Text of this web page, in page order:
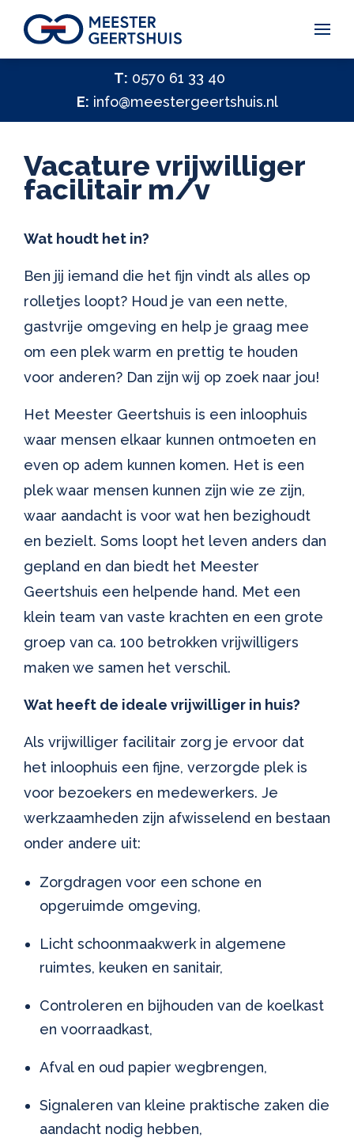
Vakantiegeld Samen Delen 2026
Hulp nodig?
Help ons helpen
Contact
T: 0570 61 33 40
E: info@meestergeertshuis.nl
Vacature vrijwilliger
facilitair m/v
Wat houdt het in?
Ben jij iemand die het fijn vindt als alles op
rolletjes loopt? Houd je van een nette,
gastvrije omgeving en help je graag mee
om een plek warm en prettig te houden
voor anderen? Dan zijn wij op zoek naar jou!
Het Meester Geertshuis is een inloophuis
waar mensen elkaar kunnen ontmoeten en
even op adem kunnen komen. Het is een
plek waar mensen kunnen zijn wie ze zijn,
waar aandacht is voor wat hen bezighoudt
en bezielt. Soms loopt het leven anders dan
gepland en dan biedt het Meester
Geertshuis een helpende hand. Met een
klein team van vaste krachten en een grote
groep van ca. 100 betrokken vrijwilligers
maken we samen het verschil.
Wat heeft de ideale vrijwilliger in huis?
Als vrijwilliger facilitair zorg je ervoor dat
het inloophuis een fijne, verzorgde plek is
voor bezoekers en medewerkers. Je
werkzaamheden zijn afwisselend en bestaan
onder andere uit:
Zorgdragen voor een schone en
opgeruimde omgeving,
Licht schoonmaakwerk in algemene
ruimtes, keuken en sanitair,
Controleren en bijhouden van de koelkast
en voorraadkast,
Afval en oud papier wegbrengen,
Signaleren van kleine praktische zaken die
aandacht nodig hebben,